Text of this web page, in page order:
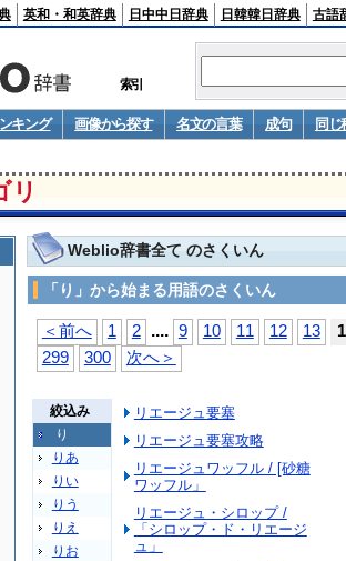
英和・和英辞典 日中中日辞典 日韓韓日辞典 古語
索引
キング 画像から探す 名文の言葉 成句
同じ
リ
Weblio辞書全て のさくいん
「り」から始まる用語のさくいん
＜前へ 1 2 .... 9 10 11 12 13
299
300 次へ＞
絞込み
り
りあ
りい
りう
りえ
りお
リエージュ要塞
リエージュ要塞攻略
リエージュワッフル / [砂糖
ワッフル」
リエージュ・シロップ /
「シロップ・ド・リエージ
ュ」